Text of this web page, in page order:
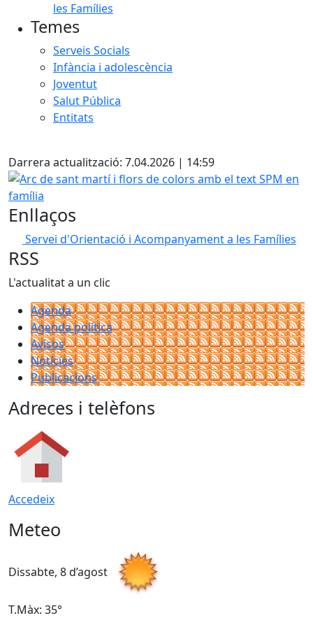
les Famílies
Temes
Serveis Socials
Infància i adolescència
Joventut
Salut Pública
Entitats
Darrera actualització: 7.04.2026 | 14:59
Arc de sant martí i flors de colors amb el text SPM en
Enllaços
Servei d'Orientació i Acompanyament a les Famílies
RSS
L'actualitat a un clic
Agenda
Agenda política
Avisos
Notícies
Publicacions
Adreces i telèfons
Accedeix
Meteo
Dissabte, 8 d’agost
T.Màx: 35°